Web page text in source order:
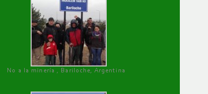
No a la minería , Bariloche, Argentina